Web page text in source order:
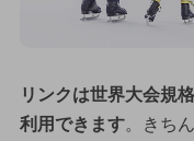
リンクは世界大会規
利用できます。きち